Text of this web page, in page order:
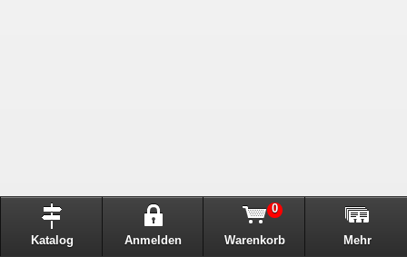
Katalog Anmelden Warenkorb
0
Mehr